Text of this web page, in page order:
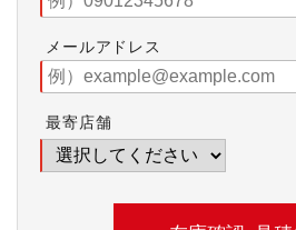
メールアドレス
最寄店舗